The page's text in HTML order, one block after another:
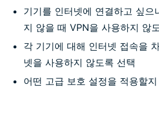
기기를 인터넷에 연결하고 싶으
지 않을 때 VPN을 사용하지 않
각 기기에 대해 인터넷 접속을
넷을 사용하지 않도록 선택
어떤 고급 보호 설정을 적용할지